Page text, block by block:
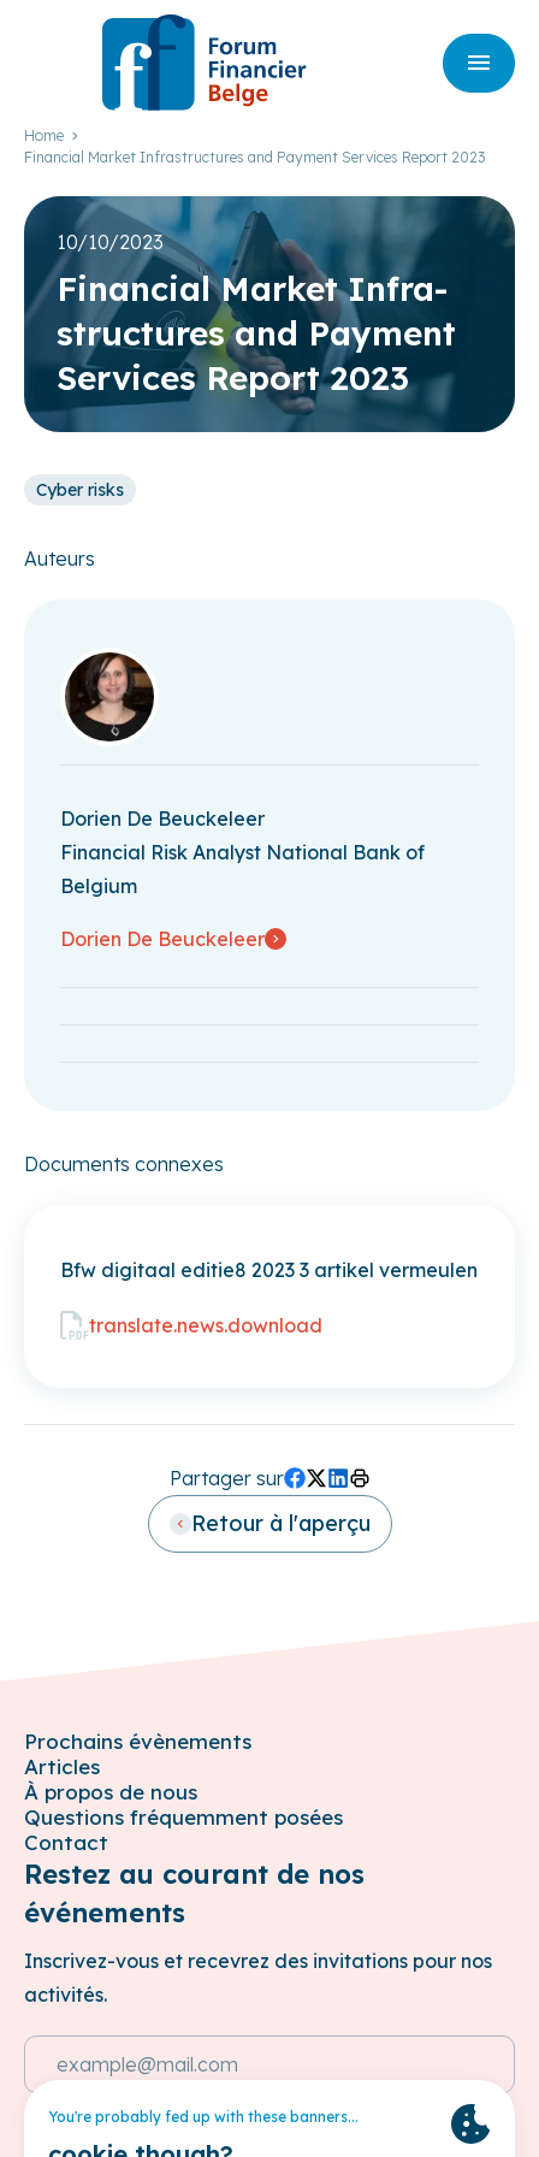
Home
Financial Market Infrastructures and Payment Services Report 2023
Finan­cial Mar­ket Infra­
struc­tures and Pay­ment
Ser­vices Report2023
10/10/2023
Cyber risks
Auteurs
Dorien De Beuckeleer
Financial Risk Analyst National Bank of
Belgium
Dorien De Beuckeleer
Documents connexes
Bfw digitaal editie8 2023 3 artikel vermeulen
translate.news.download
Partager sur
Facebook
Twitter (X)
LinkedIn
Print
Retour à l'aperçu
Prochains évènements
Articles
À propos de nous
Questions fréquemment posées
Contact
Restez au courant de nos
événements
Inscrivez-vous et recevrez des invitations pour nos
activités.
Adresse e-mail
Cette site est protégée par reCAPTCHA et les
Politique de